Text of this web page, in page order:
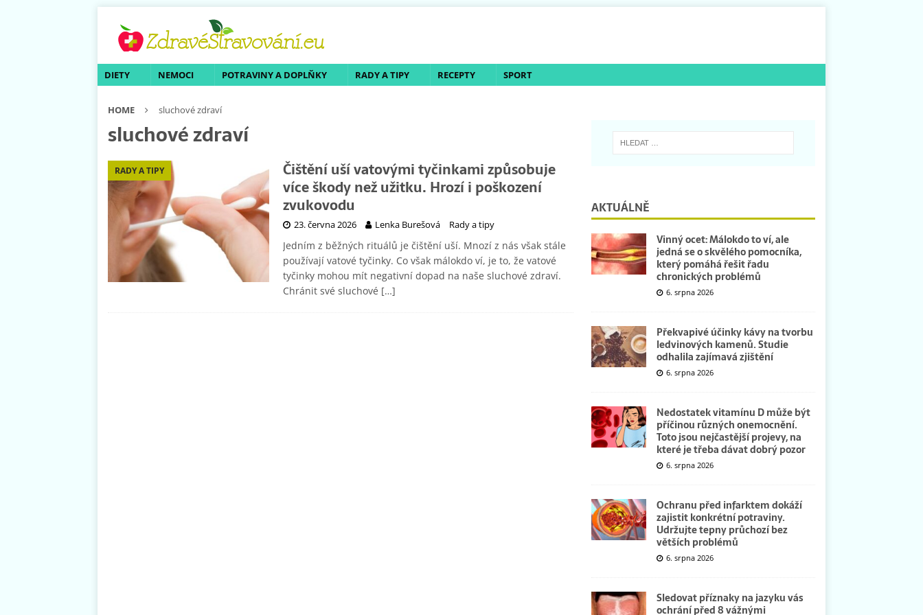
DIETY NEMOCI POTRAVINY A DOPLŇKY RADY A TIPY RECEPTY SPORT
HOME sluchové zdraví
sluchové zdraví
RADY A TIPY
Čištění uší vatovými tyčinkami způsobuje
více škody než užitku. Hrozí i poškození
zvukovodu
23. června 2026 Lenka Burešová Rady a tipy
Jedním z běžných rituálů je čištění uší. Mnozí z nás však stále
používají vatové tyčinky. Co však málokdo ví, je to, že vatové
tyčinky mohou mít negativní dopad na naše sluchové zdraví.
Chránit své sluchové […]
AKTUÁLNĚ
Vinný ocet: Málokdo to ví, ale
jedná se o skvělého pomocníka,
který pomáhá řešit řadu
chronických problémů
6. srpna 2026
Překvapivé účinky kávy na tvorbu
ledvinových kamenů. Studie
odhalila zajímavá zjištění
6. srpna 2026
Nedostatek vitamínu D může být
příčinou různých onemocnění.
Toto jsou nejčastější projevy, na
které je třeba dávat dobrý pozor
6. srpna 2026
Ochranu před infarktem dokáží
zajistit konkrétní potraviny.
Udržujte tepny průchozí bez
větších problémů
6. srpna 2026
Sledovat příznaky na jazyku vás
ochrání před 8 vážnými